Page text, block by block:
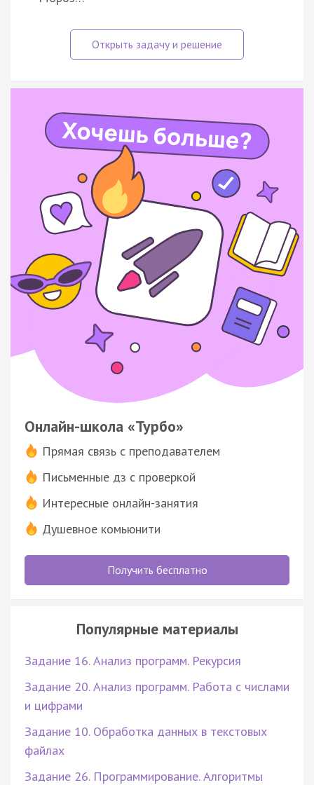
Онлайн-школа «Турбо»
Прямая связь с преподавателем
Письменные дз с проверкой
Интересные онлайн-занятия
Душевное комьюнити
Получить бесплатно
Популярные материалы
Задание 16. Анализ программ. Рекурсия
Задание 20. Анализ программ. Работа с числами
и цифрами
Задание 10. Обработка данных в текстовых
файлах
Задание 26. Программирование. Алгоритмы